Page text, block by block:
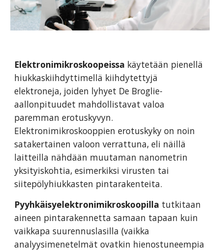
Elektronimikroskoopeissa käytetään pienellä
hiukkaskiihdyttimellä kiihdytettyjä
elektroneja, joiden lyhyet De Broglie-
aallonpituudet mahdollistavat valoa
paremman erotuskyvyn.
Elektronimikroskooppien erotuskyky on noin
satakertainen valoon verrattuna, eli näillä
laitteilla nähdään muutaman nanometrin
yksityiskohtia, esimerkiksi virusten tai
siitepölyhiukkasten pintarakenteita.
Pyyhkäisyelektronimikroskoopilla tutkitaan
aineen pintarakennetta samaan tapaan kuin
vaikkapa suurennuslasilla (vaikka
analyysimenetelmät ovatkin hienostuneempia